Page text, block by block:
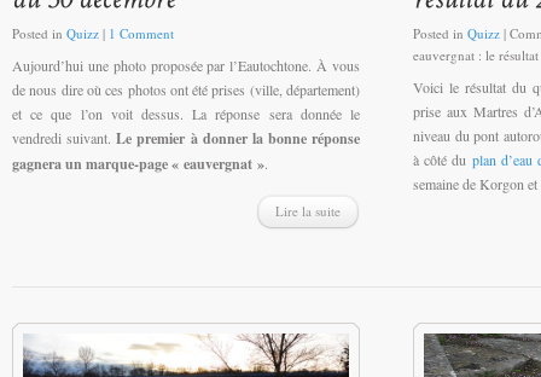
Posted in Quizz | 1 Comment
Aujourd’hui une photo proposée par l’Eautochtone. À vous
de nous dire où ces photos ont été prises (ville, département)
et ce que l’on voit dessus. La réponse sera donnée le
vendredi suivant.Le premier à donner la bonne réponse
gagnera un marque-page « eauvergnat ».
Lire la suite
Posted in Quizz |
eauvergnat : le
Voici le résultat du
prise aux Martres
niveau du pont
à côté du plan d’eau
semaine de Korgon